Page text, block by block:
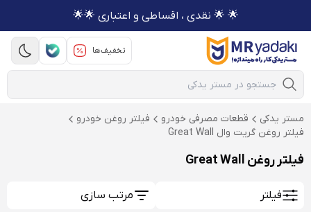
🌟 🌟 نقدی ، اقساطی و اعتباری 🌟🌟
تخفیف‌ها
Mobile Search
مستر یدکی قطعات مصرفی خودرو
فیلتر روغن خودرو
فیلتر روغن گریت وال Great Wall
فیلتر روغن Great Wall
فیلتر مرتب سازی